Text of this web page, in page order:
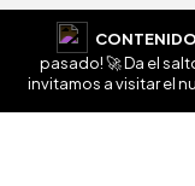
pasado! 🚀 Da el
invitamos a visitar el